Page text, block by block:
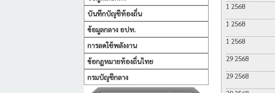
บันทึกบัญชีท้องถิ่น
ข้อมูลกลาง อปท.
การลดใช้พลังงาน
ข้อกฏหมายท้องถิ่นไทย
กรมบัญชีกลาง
1 2568
1 2568
1 2568
29 2568
29 2568